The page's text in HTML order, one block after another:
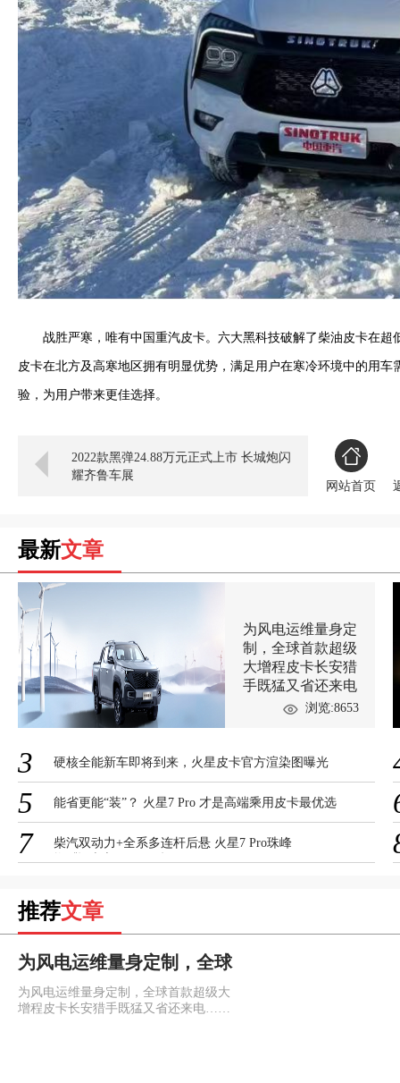
战胜严寒，唯有中国重汽皮卡。六大黑科技破解了柴油皮卡在
皮卡在北方及高寒地区拥有明显优势，满足用户在寒冷环境中的用
验，为用户带来更佳选择。
2022款黑弹24.88万元正式上市 长城炮闪
耀齐鲁车展
网站首页
最新文章
为风电运维量身定
制，全球首款超级
大增程皮卡长安猎
手既猛又省还来电
浏览:8653
3 硬核全能新车即将到来，火星皮卡官方渲染图曝光
5
能省更能“装”？ 火星7 Pro 才是高端乘用皮卡最优选
7
柴汽双动力+全系多连杆后悬 火星7 Pro珠峰
推荐文章
为风电运维量身定制，全球
首款超级大增程皮卡长安猎
手既猛又省还来电
为风电运维量身定制，全球首款超级大
增程皮卡长安猎手既猛又省还来电……